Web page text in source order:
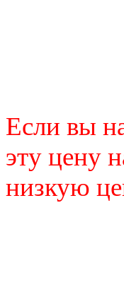
Если вы
эту цену
низкую